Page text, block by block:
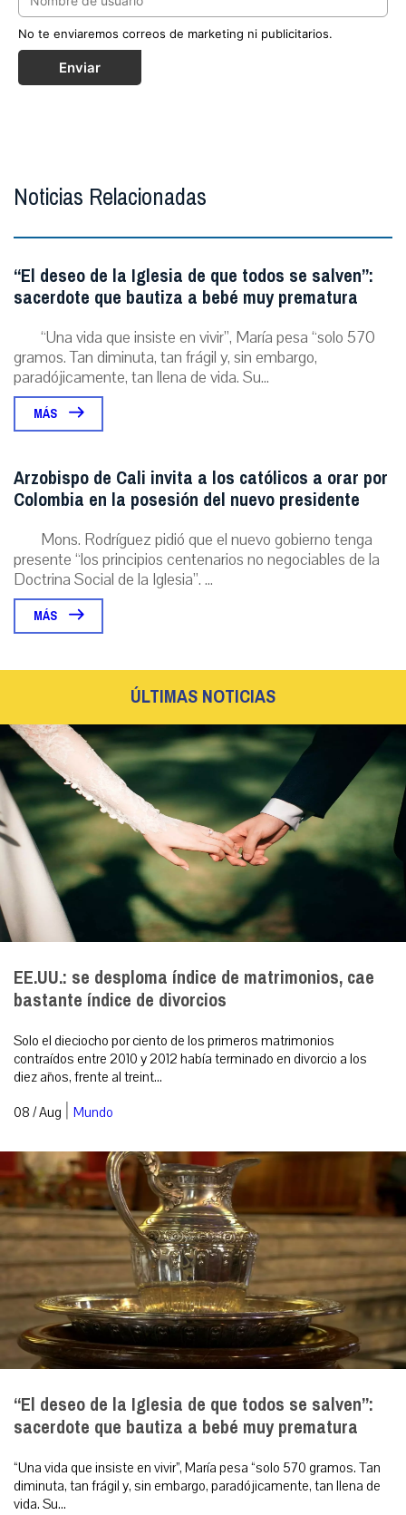
No te enviaremos correos de marketing ni publicitarios.
Enviar
Noticias Relacionadas
“El deseo de la Iglesia de que todos se salven”:
sacerdote que bautiza a bebé muy prematura
“Una vida que insiste en vivir”, María pesa “solo 570
gramos. Tan diminuta, tan frágil y, sin embargo,
paradójicamente, tan llena de vida. Su...
MÁS
Arzobispo de Cali invita a los católicos a orar por
Colombia en la posesión del nuevo presidente
Mons. Rodríguez pidió que el nuevo gobierno tenga
presente “los principios centenarios no negociables de la
Doctrina Social de la Iglesia”. ...
MÁS
ÚLTIMAS NOTICIAS
EE.UU.: se desploma índice de matrimonios, cae
bastante índice de divorcios
Solo el dieciocho por ciento de los primeros matrimonios
contraídos entre 2010 y 2012 había terminado en divorcio a los
diez años, frente al treint...
08 / Aug | Mundo
“El deseo de la Iglesia de que todos se salven”:
sacerdote que bautiza a bebé muy prematura
“Una vida que insiste en vivir”, María pesa “solo 570 gramos. Tan
diminuta, tan frágil y, sin embargo, paradójicamente, tan llena de
vida. Su...